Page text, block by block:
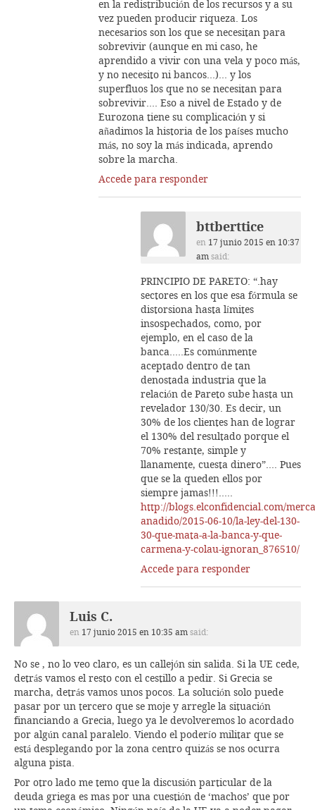
en la redistribución de los recursos y a su
vez pueden producir riqueza. Los
necesarios son los que se necesitan para
sobrevivir (aunque en mi caso, he
aprendido a vivir con una vela y poco más,
y no necesito ni bancos…)… y los
superfluos los que no se necesitan para
sobrevivir…. Eso a nivel de Estado y de
Eurozona tiene su complicación y si
añadimos la historia de los países mucho
más, no soy la más indicada, aprendo
sobre la marcha.
Accede para responder
bttberttice
en 17 junio 2015 en 10:37
am said:
PRINCIPIO DE PARETO: “.hay
sectores en los que esa fórmula se
distorsiona hasta límites
insospechados, como, por
ejemplo, en el caso de la
banca…..Es comúnmente
aceptado dentro de tan
denostada industria que la
relación de Pareto sube hasta un
revelador 130/30. Es decir, un
30% de los clientes han de lograr
el 130% del resultado porque el
70% restante, simple y
llanamente, cuesta dinero”…. Pues
que se la queden ellos por
siempre jamas!!!…..
http://blogs.elconfidencial.com/
anadido/2015-06-10/la-ley-del-130-
30-que-mata-a-la-banca-y-que-
carmena-y-colau-ignoran_876510/
Accede para responder
Luis C.
en 17 junio 2015 en 10:35 am said:
No se , no lo veo claro, es un callejón sin salida. Si la UE cede,
detrás vamos el resto con el cestillo a pedir. Si Grecia se
marcha, detrás vamos unos pocos. La solución solo puede
pasar por un tercero que se moje y arregle la situación
financiando a Grecia, luego ya le devolveremos lo acordado
por algún canal paralelo. Viendo el poderío militar que se
está desplegando por la zona centro quizás se nos ocurra
alguna pista.
Por otro lado me temo que la discusión particular de la
deuda griega es mas por una cuestión de ‘machos’ que por